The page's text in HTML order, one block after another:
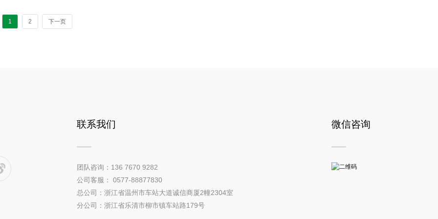
1 2 下一页
联系我们
团队咨询：136 7670 9282
公司客服： 0577-88877830
总公司：浙江省温州市车站大道诚信商厦2幢2304室
分公司：浙江省乐清市柳市镇车站路179号
微信咨询